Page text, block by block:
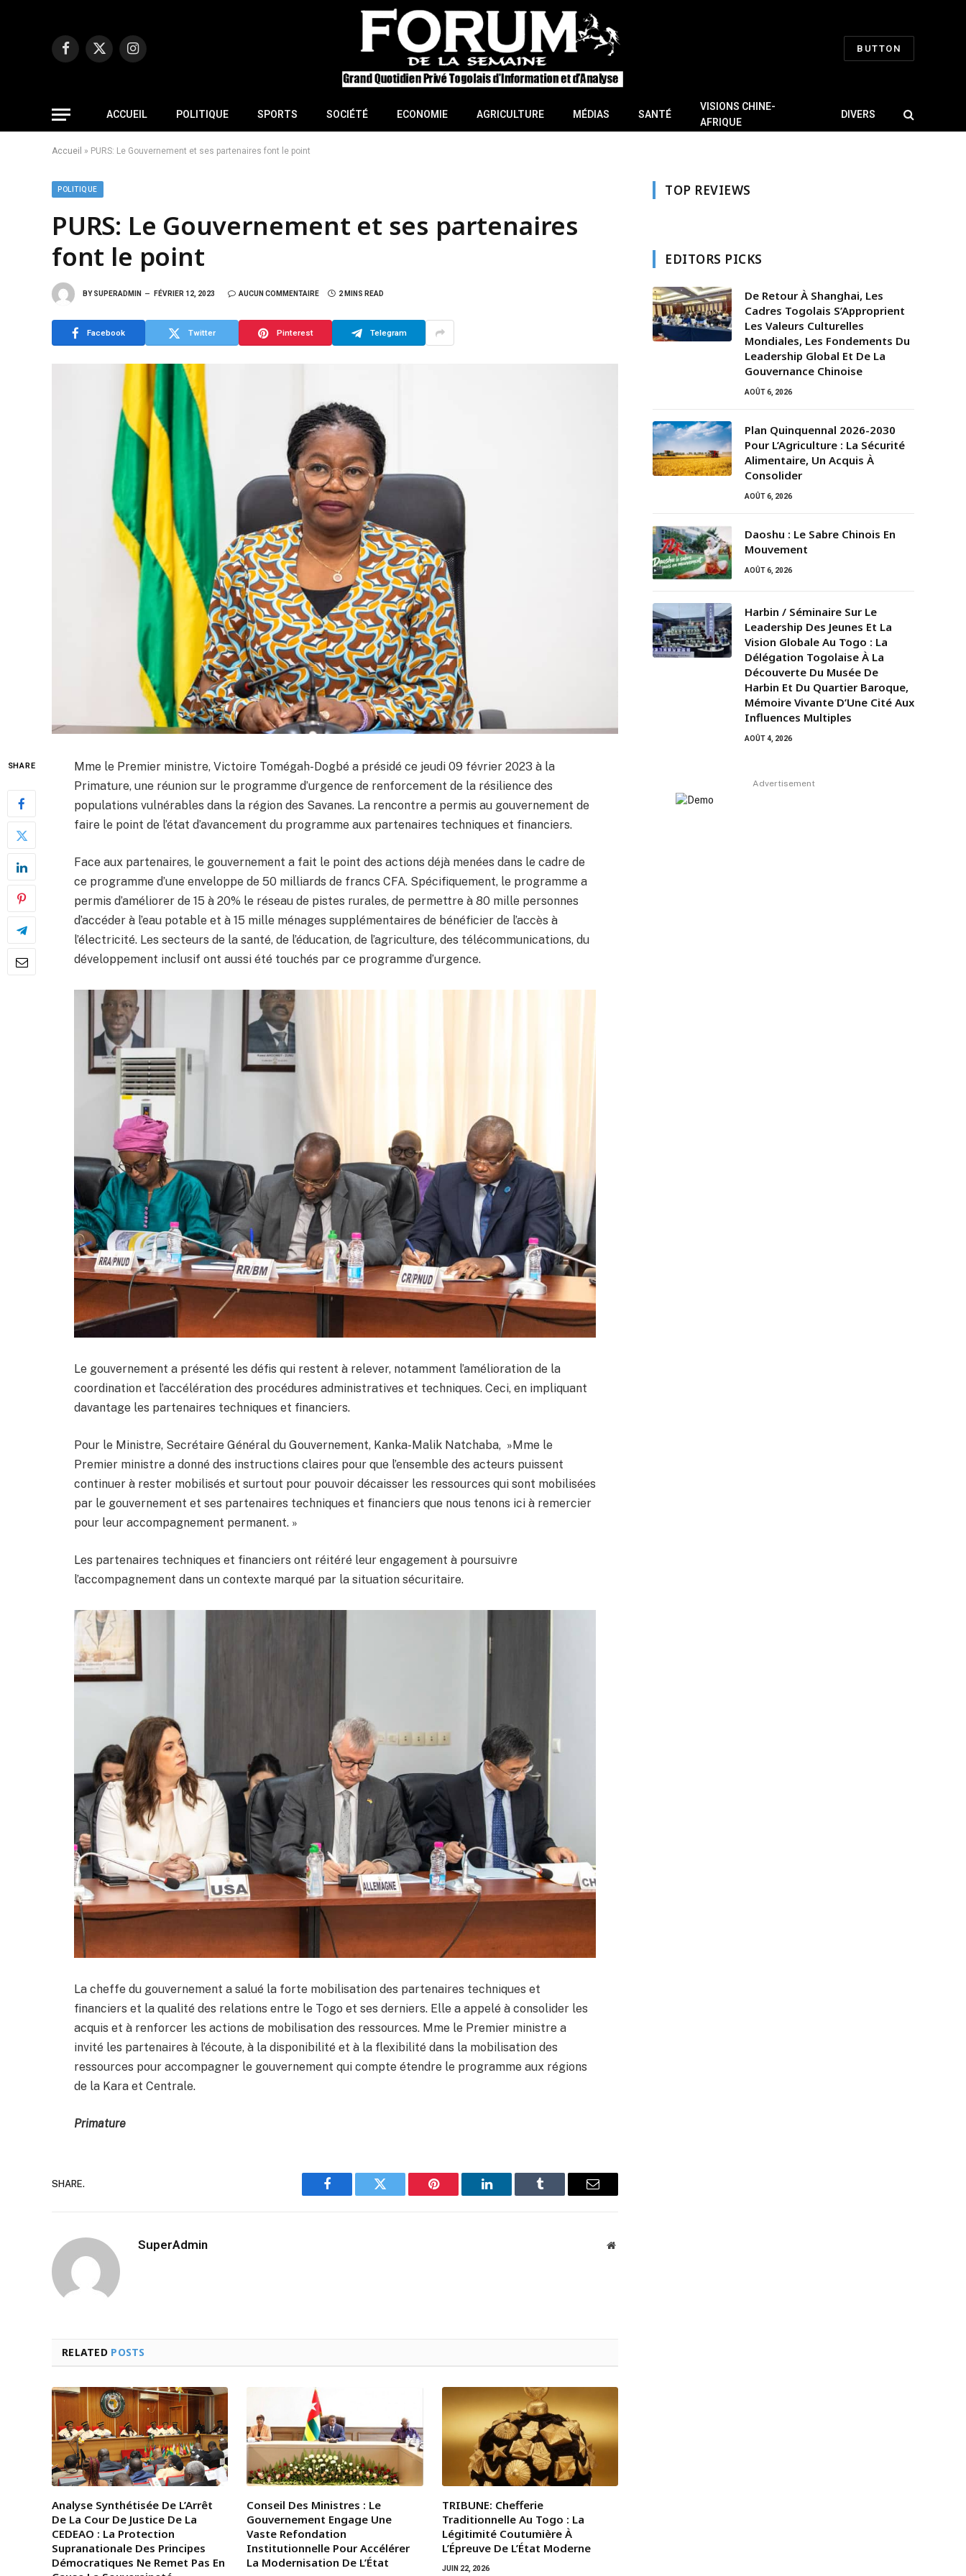
Facebook
X
Instagram
BUTTON
ACCUEIL POLITIQUE SPORTS SOCIÉTÉ ECONOMIE AGRICULTURE MÉDIAS SANTÉ
VISIONS CHINE-
AFRIQUE
DIVERS
Accueil » PURS: Le Gouvernement et ses partenaires font le point
POLITIQUE
PURS: Le Gouvernement et ses partenaires
font le point
BY SUPERADMIN FÉVRIER 12, 2023 AUCUN COMMENTAIRE 2 MINS READ
Facebook Twitter Pinterest Telegram
SHARE
Mme le Premier ministre, Victoire Tomégah-Dogbé a présidé ce jeudi 09 février 2023 à la
Primature, une réunion sur le programme d’urgence de renforcement de la résilience des
populations vulnérables dans la région des Savanes. La rencontre a permis au gouvernement de
faire le point de l’état d’avancement du programme aux partenaires techniques et financiers.
Face aux partenaires, le gouvernement a fait le point des actions déjà menées dans le cadre de
ce programme d’une enveloppe de 50 milliards de francs CFA. Spécifiquement, le programme a
permis d’améliorer de 15 à 20% le réseau de pistes rurales, de permettre à 80 mille personnes
d’accéder à l’eau potable et à 15 mille ménages supplémentaires de bénéficier de l’accès à
l’électricité. Les secteurs de la santé, de l’éducation, de l’agriculture, des télécommunications, du
développement inclusif ont aussi été touchés par ce programme d’urgence.
Le gouvernement a présenté les défis qui restent à relever, notamment l’amélioration de la
coordination et l’accélération des procédures administratives et techniques. Ceci, en impliquant
davantage les partenaires techniques et financiers.
Pour le Ministre, Secrétaire Général du Gouvernement, Kanka-Malik Natchaba, »Mme le
Premier ministre a donné des instructions claires pour que l’ensemble des acteurs puissent
continuer à rester mobilisés et surtout pour pouvoir décaisser les ressources qui sont mobilisées
par le gouvernement et ses partenaires techniques et financiers que nous tenons ici à remercier
pour leur accompagnement permanent. »
Les partenaires techniques et financiers ont réitéré leur engagement à poursuivre
l’accompagnement dans un contexte marqué par la situation sécuritaire.
La cheffe du gouvernement a salué la forte mobilisation des partenaires techniques et
financiers et la qualité des relations entre le Togo et ses derniers. Elle a appelé à consolider les
acquis et à renforcer les actions de mobilisation des ressources. Mme le Premier ministre a
invité les partenaires à l’écoute, à la disponibilité et à la flexibilité dans la mobilisation des
ressources pour accompagner le gouvernement qui compte étendre le programme aux régions
de la Kara et Centrale.
Primature
SHARE.
Facebook Twitter Pinterest LinkedIn Tumblr Email
SuperAdmin Website
RELATED POSTS
Analyse Synthétisée De L’Arrêt
De La Cour De Justice De La
CEDEAO : La Protection
Supranationale Des Principes
Démocratiques Ne Remet Pas En
Conseil Des Ministres : Le
Gouvernement Engage Une
Vaste Refondation
Institutionnelle Pour Accélérer
La Modernisation De L’État
TRIBUNE: Chefferie
Traditionnelle Au Togo : La
Légitimité Coutumière À
L’Épreuve De L’État Moderne
JUIN 22, 2026
TOP REVIEWS
EDITORS PICKS
De Retour À Shanghai, Les
Cadres Togolais S’Approprient
Les Valeurs Culturelles
Mondiales, Les Fondements Du
Leadership Global Et De La
Gouvernance Chinoise
AOÛT 6, 2026
Plan Quinquennal 2026-2030
Pour L’Agriculture : La Sécurité
Alimentaire, Un Acquis À
Consolider
AOÛT 6, 2026
Daoshu : Le Sabre Chinois En
Mouvement
AOÛT 6, 2026
Harbin / Séminaire Sur Le
Leadership Des Jeunes Et La
Vision Globale Au Togo : La
Délégation Togolaise À La
Découverte Du Musée De
Harbin Et Du Quartier Baroque,
Mémoire Vivante D’Une Cité Aux
Influences Multiples
AOÛT 4, 2026
Advertisement